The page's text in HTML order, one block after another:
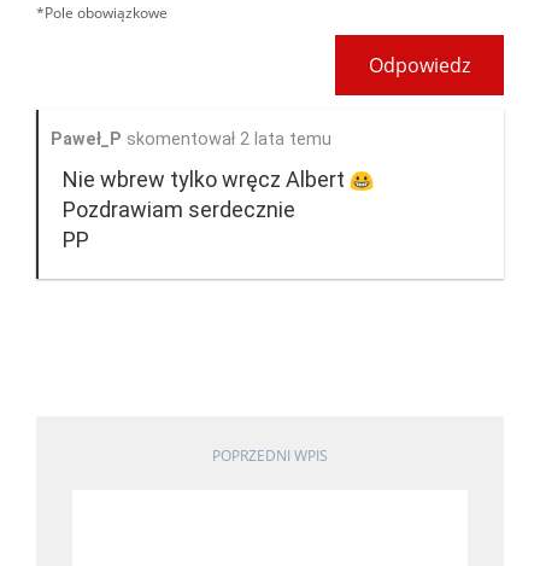
*Pole obowiązkowe
Odpowiedz
Paweł_P skomentował 2 lata temu
Nie wbrew tylko wręcz Albert
Pozdrawiam serdecznie
PP
POPRZEDNI WPIS